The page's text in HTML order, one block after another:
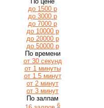
до 1500 р
до 3000 р
до 7000 р
до 10000 р
до 20000 р
до 50000 р
По времени
от 30 секунд
от 1 минуты
от 1.5 минут
от 2 минут
от 3 минут
По залпам
6